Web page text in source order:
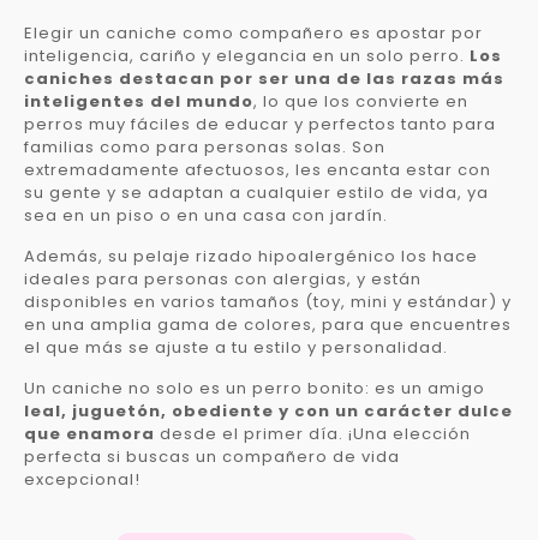
Elegir un caniche como compañero es apostar por
inteligencia, cariño y elegancia en un solo perro. Los
caniches destacan por ser una de las razas más
inteligentes del mundo, lo que los convierte en
perros muy fáciles de educar y perfectos tanto para
familias como para personas solas. Son
extremadamente afectuosos, les encanta estar con
su gente y se adaptan a cualquier estilo de vida, ya
sea en un piso o en una casa con jardín.
Además, su pelaje rizado hipoalergénico los hace
ideales para personas con alergias, y están
disponibles en varios tamaños (toy, mini y estándar) y
en una amplia gama de colores, para que encuentres
el que más se ajuste a tu estilo y personalidad.
Un caniche no solo es un perro bonito: es un amigo
leal, juguetón, obediente y con un carácter dulce
que enamora desde el primer día. ¡Una elección
perfecta si buscas un compañero de vida
excepcional!